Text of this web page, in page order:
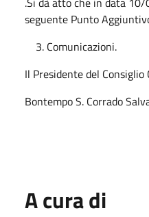
seguente Punto
Comunicazioni.
Il Presidente del Consiglio
Bontempo S. Corrado
A cura di